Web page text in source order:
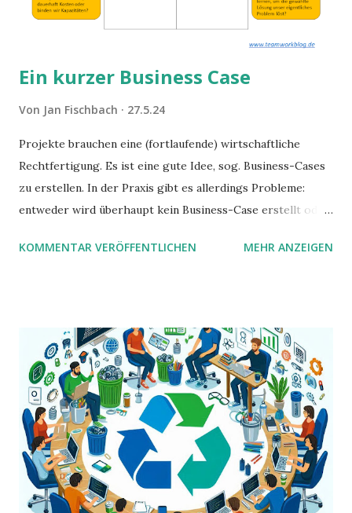
Ein kurzer Business Case
Von Jan Fischbach 27.5.24
Projekte brauchen eine (fortlaufende) wirtschaftliche
Rechtfertigung. Es ist eine gute Idee, sog. Business-Cases
zu erstellen. In der Praxis gibt es allerdings Probleme:
entweder wird überhaupt kein Business-Case erstellt oder
Dann haben wir noch das Problem, dass sie oft nicht
KOMMENTAR VERÖFFENTLICHEN MEHR ANZEIGEN